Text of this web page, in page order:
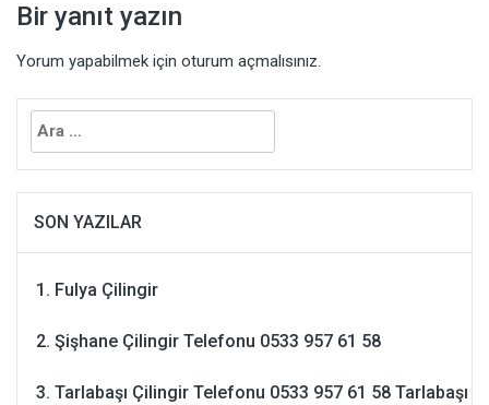
Bir yanıt yazın
Yorum yapabilmek için oturum açmalısınız.
Arama:
SON YAZILAR
Fulya Çilingir
Şişhane Çilingir Telefonu 0533 957 61 58
Tarlabaşı Çilingir Telefonu 0533 957 61 58 Tarlabaşı